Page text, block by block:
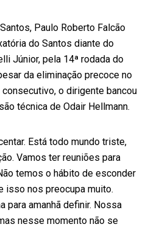
Paulo Roberto Falcão
do Santos diante do
Júnior, pela 14ª rodada do
da eliminação precoce no
o dirigente bancou
técnica de Odair Hellmann.
Está todo mundo triste,
Vamos ter reuniões para
temos o hábito de esconder
isso nos preocupa muito.
para amanhã definir. Nossa
nesse momento não se